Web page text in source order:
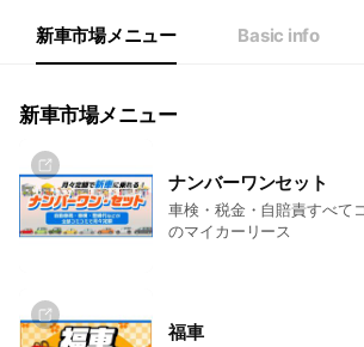
新車市場メニュー Basic info
新車市場メニュー
ナンバーワンセット
車検・税金・自賠責すべて
のマイカーリース
福車